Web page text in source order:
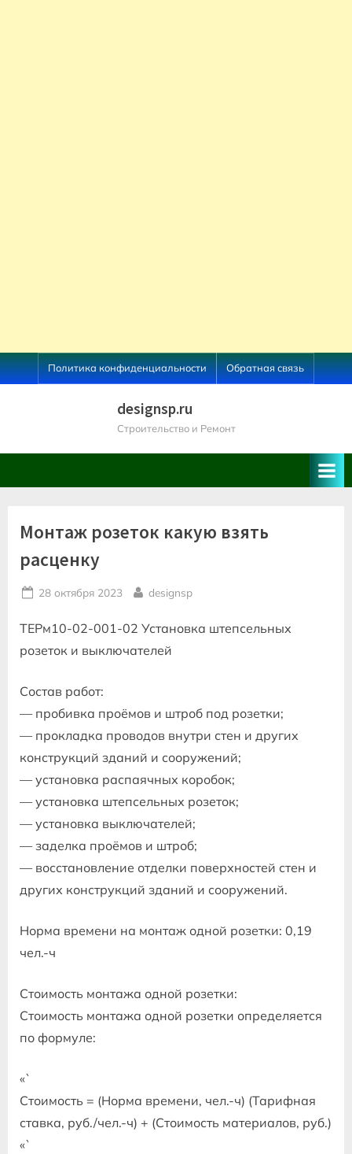
Skip
to
Политика конфиденциальности Обратная связь
designsp.ru
Строительство и Ремонт
Монтаж розеток какую взять
расценку
Posted
28 октября 2023 By
designsp
ТЕРм10-02-001-02 Установка штепсельных
розеток и выключателей
Состав работ:
— пробивка проёмов и штроб под розетки;
— прокладка проводов внутри стен и других
конструкций зданий и сооружений;
— установка распаячных коробок;
— установка штепсельных розеток;
— установка выключателей;
— заделка проёмов и штроб;
— восстановление отделки поверхностей стен и
других конструкций зданий и сооружений.
Норма времени на монтаж одной розетки: 0,19
чел.-ч
Стоимость монтажа одной розетки:
Стоимость монтажа одной розетки определяется
по формуле:
«`
Стоимость = (Норма времени, чел.-ч) (Тарифная
ставка, руб./чел.-ч) + (Стоимость материалов, руб.)
«`